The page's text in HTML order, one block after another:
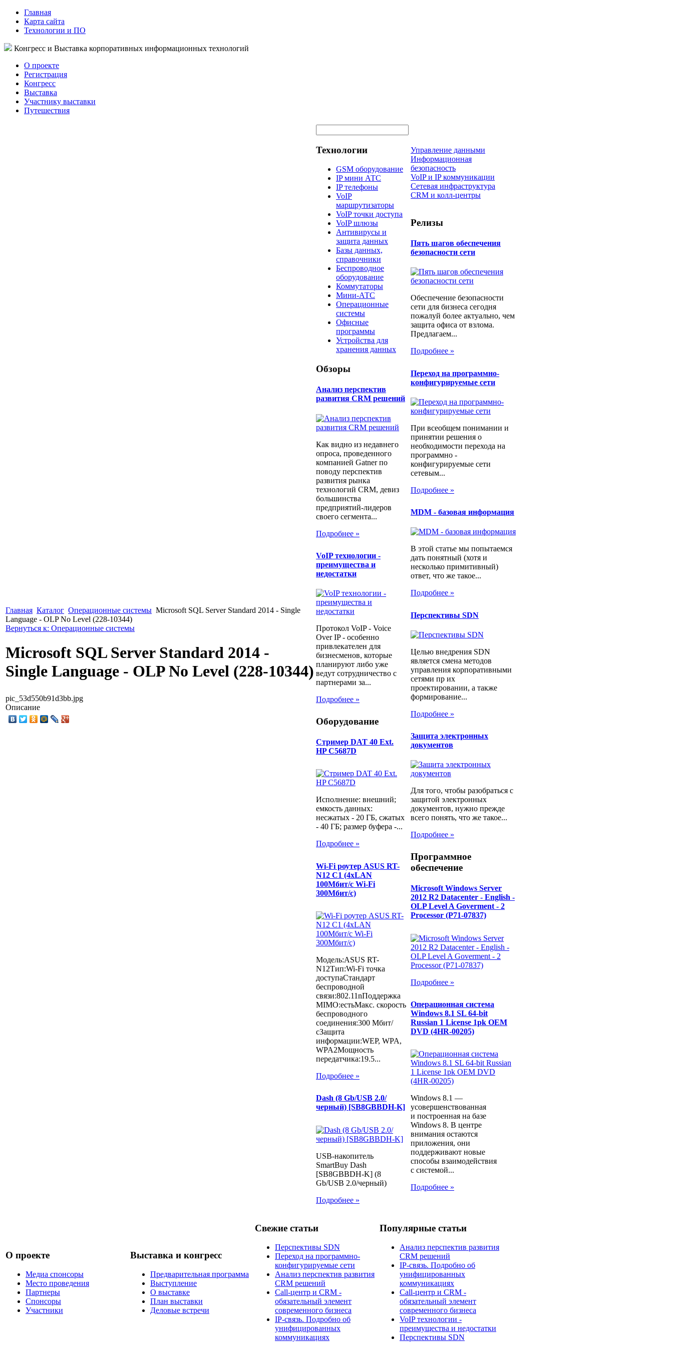
Главная
Карта сайта
Технологии и ПО
Конгресс и Выставка корпоративных информационных технологий
О проекте
Регистрация
Конгресс
Выставка
Участнику выставки
Путешествия
Главная Каталог Операционные системы Microsoft SQL Server Standard 2014 - Single
Language - OLP No Level (228-10344)
Вернуться к: Операционные системы
Microsoft SQL Server Standard 2014 -
Single Language - OLP No Level (228-10344)
pic_53d550b91d3bb.jpg
Описание
Технологии
GSM оборудование
IP мини АТС
IP телефоны
VoIP
маршрутизаторы
VoIP точки доступа
VoIP шлюзы
Антивирусы и
защита данных
Базы данных,
справочники
Беспроводное
оборудование
Коммутаторы
Мини-АТС
Операционные
системы
Офисные
программы
Устройства для
хранения данных
Обзоры
Анализ перспектив
развития CRM решений
Как видно из недавнего
опроса, проведенного
компанией Gatner по
поводу перспектив
развития рынка
технологий CRM, девиз
большинства
предприятий-лидеров
своего сегмента...
Подробнее »
​VoIP технологии -
преимущества и
недостатки
Протокол VoIP - Voice
Over IP - особенно
привлекателен для
бизнесменов, которые
планируют либо уже
ведут сотрудничество с
партнерами за...
Подробнее »
Оборудование
Стример DAT 40 Ext.
HP C5687D
Исполнение: внешний;
емкость данных:
несжатых - 20 ГБ, сжатых
- 40 ГБ; размер буфера -...
Подробнее »
Wi-Fi роутер ASUS RT-
N12 C1 (4xLAN
100Мбит/с Wi-Fi
300Мбит/с)
Модель:ASUS RT-
N12Тип:Wi-Fi точка
доступаСтандарт
беспроводной
связи:802.11nПоддержка
MIMO:естьМакс. скорость
беспроводного
соединения:300 Мбит/
сЗащита
информации:WEP, WPA,
WPA2Мощность
передатчика:19.5...
Подробнее »
Dash (8 Gb/USB 2.0/
черный) [SB8GBBDH-K]
USB-накопитель
SmartBuy Dash
[SB8GBBDH-K] (8
Gb/USB 2.0/черный)
Подробнее »
Управление данными
Информационная
безопасность
VoIP и IP коммуникации
Сетевая инфраструктура
CRM и колл-центры
Релизы
Пять шагов обеспечения
безопасности сети
Обеспечение безопасности
сети для бизнеса сегодня
пожалуй более актуально, чем
защита офиса от взлома.
Предлагаем...
Подробнее »
Переход на программно-
конфигурируемые сети
При всеобщем понимании и
принятии решения о
необходимости перехода на
программно -
конфигурируемые сети
сетевым...
Подробнее »
MDM - базовая информация
В этой статье мы попытаемся
дать понятный (хотя и
несколько примитивный)
ответ, что же такое...
Подробнее »
Перспективы SDN
Целью внедрения SDN
является смена методов
управления корпоративными
сетями пр их
проектировании, а также
формирование...
Подробнее »
Защита электронных
документов
Для того, чтобы разобраться с
защитой электронных
документов, нужно прежде
всего понять, что же такое...
Подробнее »
Программное
обеспечение
Microsoft Windows Server
2012 R2 Datacenter - English -
OLP Level A Goverment - 2
Processor (P71-07837)
Подробнее »
Операционная система
Windows 8.1 SL 64-bit
Russian 1 License 1pk OEM
DVD (4HR-00205)
Windows 8.1 —
усовершенствованная
и построенная на базе
Windows 8. В центре
внимания остаются
приложения, они
поддерживают новые
способы взаимодействия
с системой...
Подробнее »
О проекте
Медиа спонсоры
Место проведения
Партнеры
Спонсоры
Участники
Выставка и конгресс
Предварительная программа
Выступление
О выставке
План выставки
Деловые встречи
Свежие статьи
Перспективы SDN
Переход на программно-
конфигурируемые сети
Анализ перспектив развития
CRM решений
Call-центр и CRM -
обязательный элемент
современного бизнеса
IP-связь. Подробно об
унифицированных
коммуникациях
Популярные статьи
Анализ перспектив развития
CRM решений
IP-связь. Подробно об
унифицированных
коммуникациях
Call-центр и CRM -
обязательный элемент
современного бизнеса
​VoIP технологии -
преимущества и недостатки
Перспективы SDN